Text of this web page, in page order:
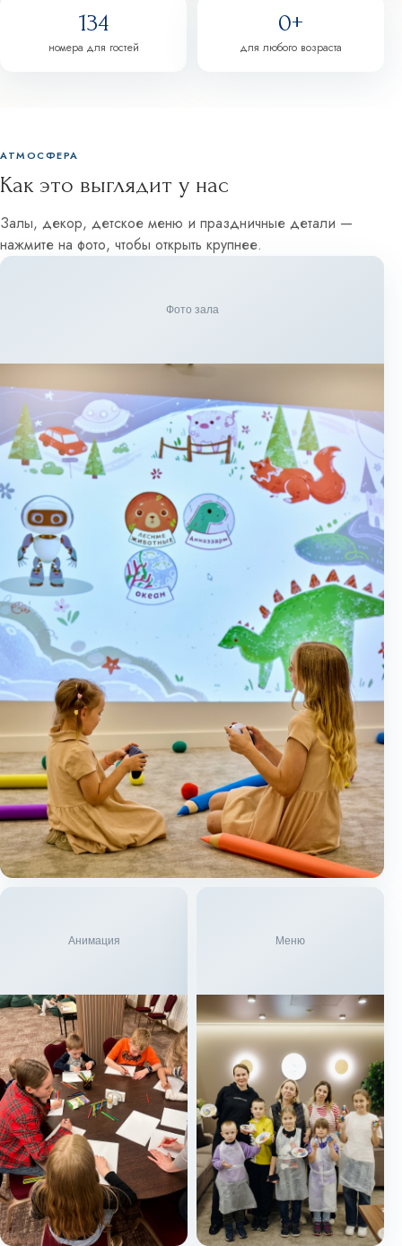
134
номера для гостей
0+
для любого возраста
АТМОСФЕРА
Как это выглядит у нас
Залы, декор, детское меню и праздничные детали —
нажмите на фото, чтобы открыть крупнее.
Фото зала
Анимация Меню